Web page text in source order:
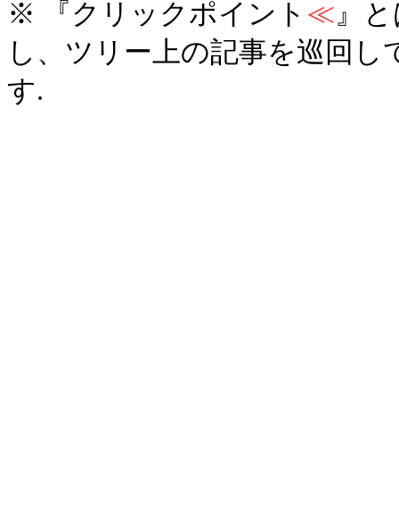
※ 『クリックポイント ≪』
し、ツリー上の記事を巡回
す.